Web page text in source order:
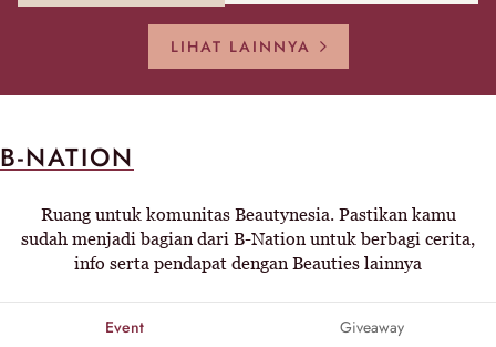
LIHAT LAINNYA
B-NATION
Ruang untuk komunitas Beautynesia. Pastikan kamu
sudah menjadi bagian dari B-Nation untuk berbagi cerita,
info serta pendapat dengan Beauties lainnya
Event Giveaway